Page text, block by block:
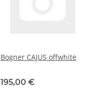
Bogner CAJUS offwhite
195,00 €